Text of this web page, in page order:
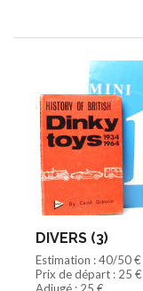
DIVERS (3)
Estimation : 40/50 €
Prix de départ : 25 €
Adjugé : 25 €